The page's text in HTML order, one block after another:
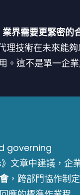
業界需要更緊密的
理技術在未來能
。這不是單一企
governing
文章中建議，企
，跨部門協作制定